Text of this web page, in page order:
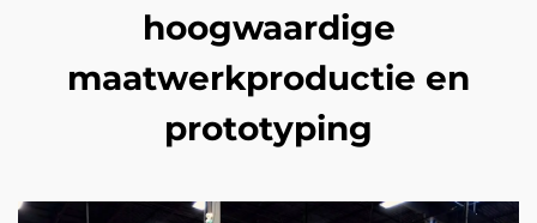
hoogwaardige
maatwerkproductie en
prototyping